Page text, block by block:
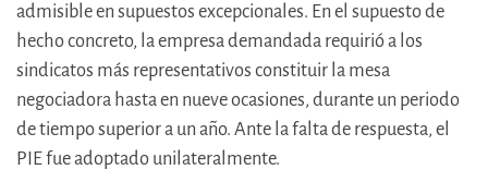
admisible en supuestos excepcionales. En el supuesto de
hecho concreto, la empresa demandada requirió a los
sindicatos más representativos constituir la mesa
negociadora hasta en nueve ocasiones, durante un periodo
de tiempo superior a un año. Ante la falta de respuesta, el
PIE fue adoptado unilateralmente.